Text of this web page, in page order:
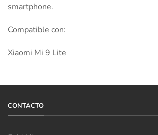
smartphone.
Compatible con:
Xiaomi Mi 9 Lite
CONTACTO